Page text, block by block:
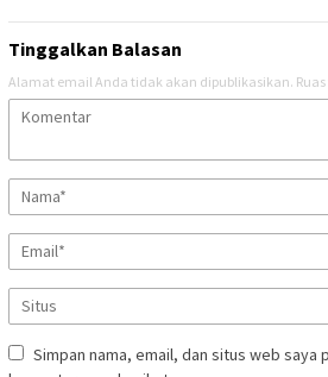
Tinggalkan Balasan
Alamat email Anda tidak akan dipublikasikan.
Simpan nama, email, dan situs web saya